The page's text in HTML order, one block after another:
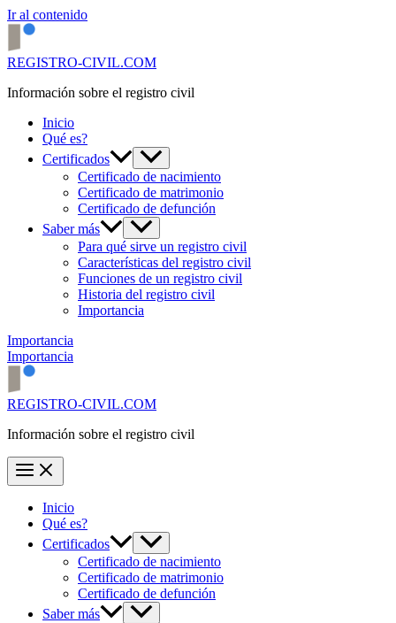
Ir al contenido
REGISTRO-CIVIL.COM
Información sobre el registro civil
Inicio
Qué es?
Certificados
Certificado de nacimiento
Certificado de matrimonio
Certificado de defunción
Saber más
Para qué sirve un registro civil
Características del registro civil
Funciones de un registro civil
Historia del registro civil
Importancia
Importancia
Importancia
REGISTRO-CIVIL.COM
Información sobre el registro civil
Inicio
Qué es?
Certificados
Certificado de nacimiento
Certificado de matrimonio
Certificado de defunción
Saber más